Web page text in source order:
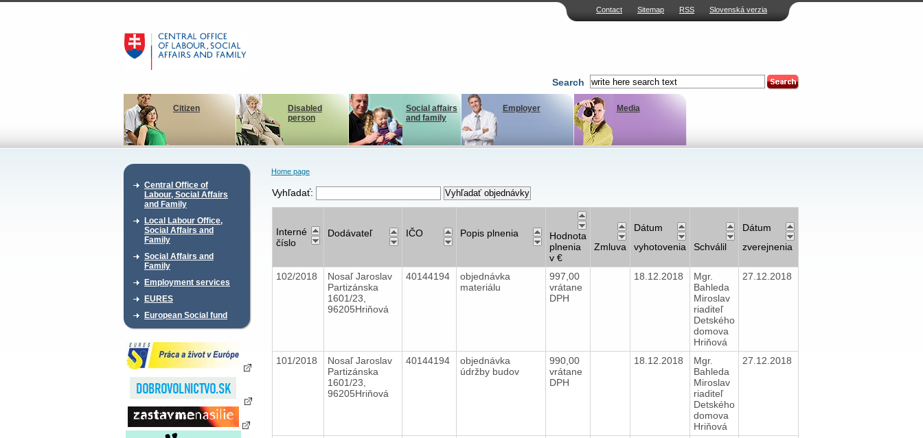
Contact Sitemap RSS Slovenská verzia
Search
Citizen
Disabled
person
Social affairs
and family
Employer Media
Central Office of
Labour, Social Affairs
and Family
Local Labour Office,
Social Affairs and
Family
Social Affairs and
Family
Employment services
EURES
European Social fund
Home page
Vyhľadať:
Interné
číslo
Dodávateľ IČO Popis plnenia
Hodnota
plnenia
v €
Zmluva
Dátum
vyhotovenia
Schválil
Dátum
zverejnenia
102/2018
Nosaľ Jaroslav
Partizánska
1601/23,
96205Hriňová
40144194
objednávka
materiálu
997,00
vrátane
DPH
18.12.2018
Mgr.
Bahleda
Miroslav
riaditeľ
Detského
domova
Hriňová
27.12.2018
101/2018
Nosaľ Jaroslav
Partizánska
1601/23,
96205Hriňová
40144194
objednávka
údržby budov
990,00
vrátane
DPH
18.12.2018
Mgr.
Bahleda
Miroslav
riaditeľ
Detského
domova
Hriňová
27.12.2018